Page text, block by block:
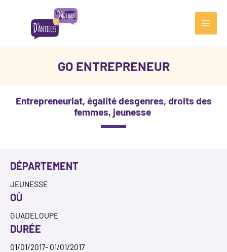
Main
GO ENTREPRENEUR
Entrepreneuriat, égalité desgenres, droits des
femmes, jeunesse
DÉPARTEMENT
JEUNESSE
OÙ
GUADELOUPE
DURÉE
01/01/2017- 01/01/2017